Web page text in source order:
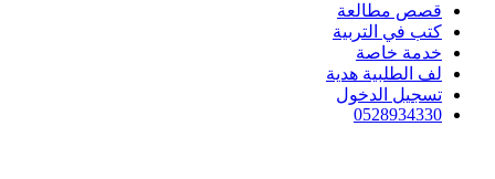
قصص مطالعة
كتب في التربية
خدمة خاصة
لف الطلبية هدية
تسجيل الدخول
0528934330